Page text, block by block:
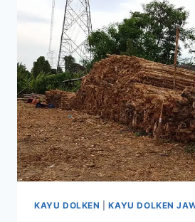
KAYU DOLKEN |KAYU DOLKEN